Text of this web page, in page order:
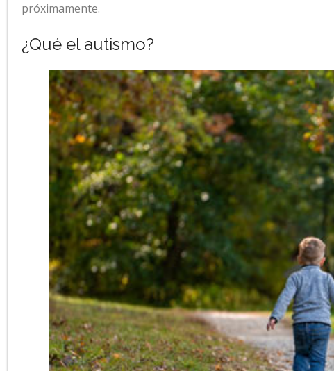
próximamente.
¿Qué el autismo?